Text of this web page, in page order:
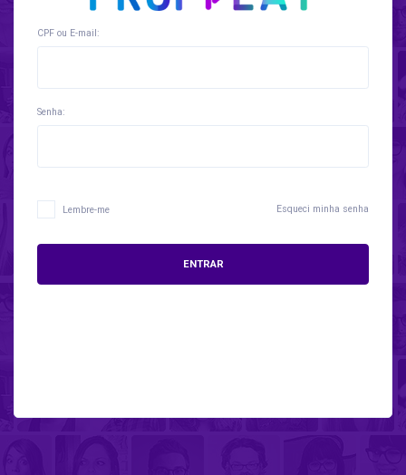
CPF ou E-mail:
Senha:
Lembre-me Esqueci minha senha
ENTRAR